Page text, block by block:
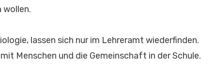
wollen.
lassen sich nur im Lehreramt wiederfinden.
Menschen und die Gemeinschaft in der Schule.